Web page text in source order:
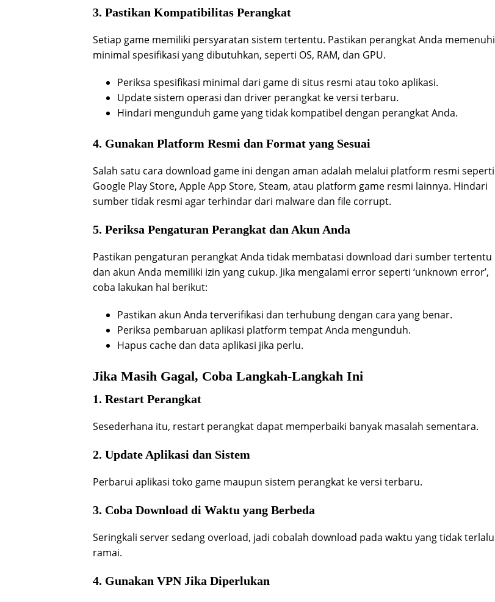
3. Pastikan Kompatibilitas Perangkat
Setiap game memiliki persyaratan sistem tertentu. Pastikan perangkat Anda memenuhi
minimal spesifikasi yang dibutuhkan, seperti OS, RAM, dan GPU.
Periksa spesifikasi minimal dari game di situs resmi atau toko aplikasi.
Update sistem operasi dan driver perangkat ke versi terbaru.
Hindari mengunduh game yang tidak kompatibel dengan perangkat Anda.
4. Gunakan Platform Resmi dan Format yang Sesuai
Salah satu cara download game ini dengan aman adalah melalui platform resmi seperti
Google Play Store, Apple App Store, Steam, atau platform game resmi lainnya. Hindari
sumber tidak resmi agar terhindar dari malware dan file corrupt.
5. Periksa Pengaturan Perangkat dan Akun Anda
Pastikan pengaturan perangkat Anda tidak membatasi download dari sumber tertentu
dan akun Anda memiliki izin yang cukup. Jika mengalami error seperti ‘unknown error’,
coba lakukan hal berikut:
Pastikan akun Anda terverifikasi dan terhubung dengan cara yang benar.
Periksa pembaruan aplikasi platform tempat Anda mengunduh.
Hapus cache dan data aplikasi jika perlu.
Jika Masih Gagal, Coba Langkah-Langkah Ini
1. Restart Perangkat
Sesederhana itu, restart perangkat dapat memperbaiki banyak masalah sementara.
2. Update Aplikasi dan Sistem
Perbarui aplikasi toko game maupun sistem perangkat ke versi terbaru.
3. Coba Download di Waktu yang Berbeda
Seringkali server sedang overload, jadi cobalah download pada waktu yang tidak terlalu
ramai.
4. Gunakan VPN Jika Diperlukan